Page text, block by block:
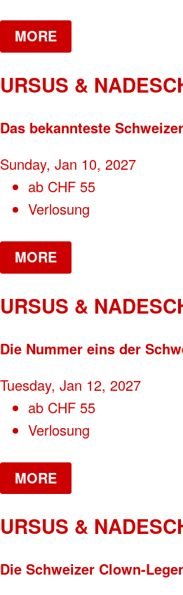
MORE
URSUS &
Das bekannteste
Sunday, Jan 10, 2027
ab CHF 55
Verlosung
MORE
URSUS &
Die Nummer eins der
Tuesday, Jan 12, 2027
ab CHF 55
Verlosung
MORE
URSUS &
Die Schweizer Clown-